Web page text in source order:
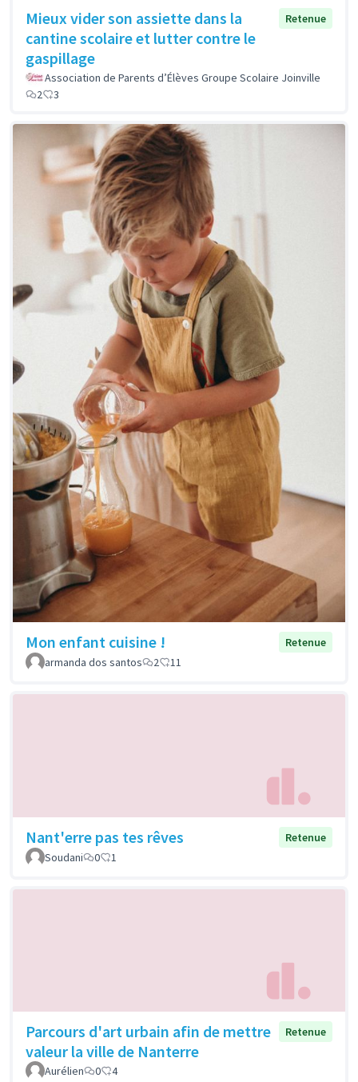
Mieux vider son assiette dans la
cantine scolaire et lutter contre le
gaspillage
Retenue
Association de Parents d’Élèves Groupe Scolaire Joinville
2
3
Mon enfant cuisine !
Retenue
armanda dos santos
2 11
Nant'erre pas tes rêves
Retenue
Soudani
0 1
Parcours d'art urbain afin de mettre
valeur la ville de Nanterre
Retenue
Aurélien 0 4